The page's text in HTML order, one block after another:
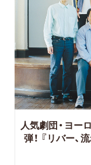
人気劇団・ヨー
弾！ 『リバー、